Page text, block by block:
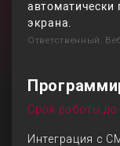
автоматически
экрана.
Ответственный:
Срок работы до
Интеграция с